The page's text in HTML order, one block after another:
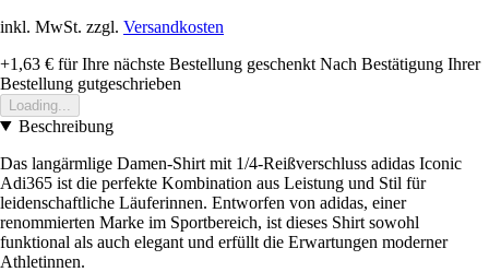
inkl. MwSt. zzgl. Versandkosten
+1,63 € für Ihre nächste Bestellung geschenkt Nach Bestätigung Ihrer
Bestellung gutgeschrieben
Loading...
Beschreibung
Das langärmlige Damen-Shirt mit 1/4-Reißverschluss adidas Iconic
Adi365 ist die perfekte Kombination aus Leistung und Stil für
leidenschaftliche Läuferinnen. Entworfen von adidas, einer
renommierten Marke im Sportbereich, ist dieses Shirt sowohl
funktional als auch elegant und erfüllt die Erwartungen moderner
Athletinnen.